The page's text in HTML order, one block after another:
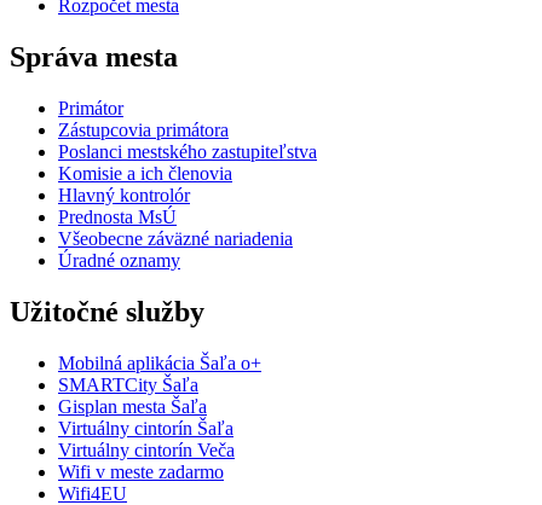
Rozpočet mesta
Správa mesta
Primátor
Zástupcovia primátora
Poslanci mestského zastupiteľstva
Komisie a ich členovia
Hlavný kontrolór
Prednosta MsÚ
Všeobecne záväzné nariadenia
Úradné oznamy
Užitočné služby
Mobilná aplikácia Šaľa o+
SMARTCity Šaľa
Gisplan mesta Šaľa
Virtuálny cintorín Šaľa
Virtuálny cintorín Veča
Wifi v meste zadarmo
Wifi4EU